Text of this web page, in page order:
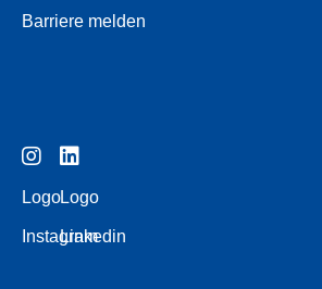
Barriere melden
Logo
Instagram
Logo
Linkedin